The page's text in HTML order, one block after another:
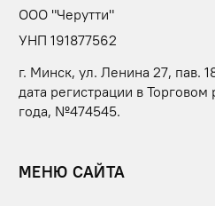
ООО "Черутти"
УНП 191877562
г. Минск, ул. Ленина 27, пав.
дата регистрации в
года, №474545.
МЕНЮ САЙТА